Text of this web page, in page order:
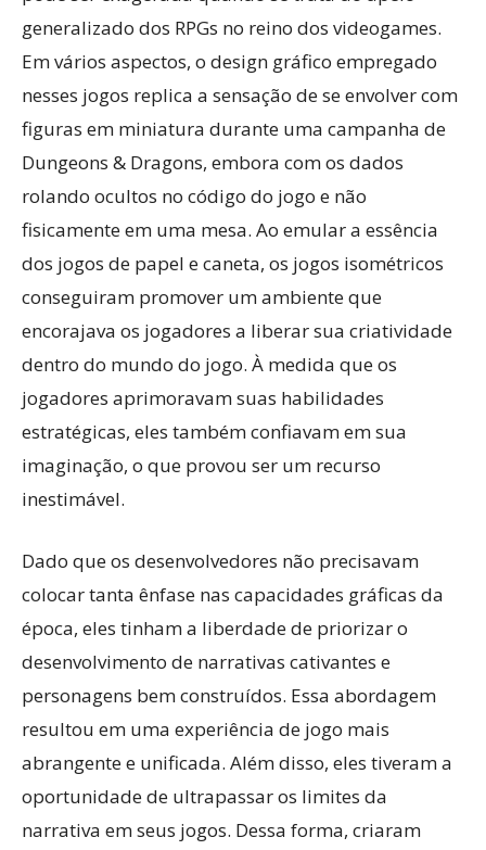
generalizado dos RPGs no reino dos videogames.
Em vários aspectos, o design gráfico empregado
nesses jogos replica a sensação de se envolver com
figuras em miniatura durante uma campanha de
Dungeons & Dragons, embora com os dados
rolando ocultos no código do jogo e não
fisicamente em uma mesa. Ao emular a essência
dos jogos de papel e caneta, os jogos isométricos
conseguiram promover um ambiente que
encorajava os jogadores a liberar sua criatividade
dentro do mundo do jogo. À medida que os
jogadores aprimoravam suas habilidades
estratégicas, eles também confiavam em sua
imaginação, o que provou ser um recurso
inestimável.
Dado que os desenvolvedores não precisavam
colocar tanta ênfase nas capacidades gráficas da
época, eles tinham a liberdade de priorizar o
desenvolvimento de narrativas cativantes e
personagens bem construídos. Essa abordagem
resultou em uma experiência de jogo mais
abrangente e unificada. Além disso, eles tiveram a
oportunidade de ultrapassar os limites da
narrativa em seus jogos. Dessa forma, criaram